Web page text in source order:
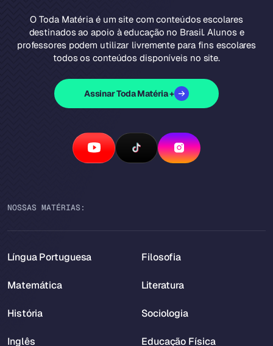
O Toda Matéria é um site com conteúdos escolares
destinados ao apoio à educação no Brasil. Alunos e
professores podem utilizar livremente para fins escolares
todos os conteúdos disponíveis no site.
Assinar Toda Matéria +
NOSSAS MATÉRIAS:
Língua Portuguesa
Matemática
História
Inglês
Filosofia
Literatura
Sociologia
Educação Física